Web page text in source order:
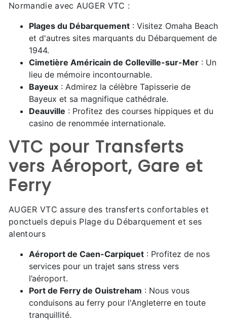
Normandie avec AUGER VTC :
Plages du Débarquement : Visitez Omaha Beach
et d'autres sites marquants du Débarquement de
1944.
Cimetière Américain de Colleville-sur-Mer : Un
lieu de mémoire incontournable.
Bayeux : Admirez la célèbre Tapisserie de
Bayeux et sa magnifique cathédrale.
Deauville : Profitez des courses hippiques et du
casino de renommée internationale.
VTC pour Transferts
vers Aéroport, Gare et
Ferry
AUGER VTC assure des transferts confortables et
ponctuels depuis Plage du Débarquement et ses
alentours
Aéroport de Caen-Carpiquet : Profitez de nos
services pour un trajet sans stress vers
l’aéroport.
Port de Ferry de Ouistreham : Nous vous
conduisons au ferry pour l'Angleterre en toute
tranquillité.